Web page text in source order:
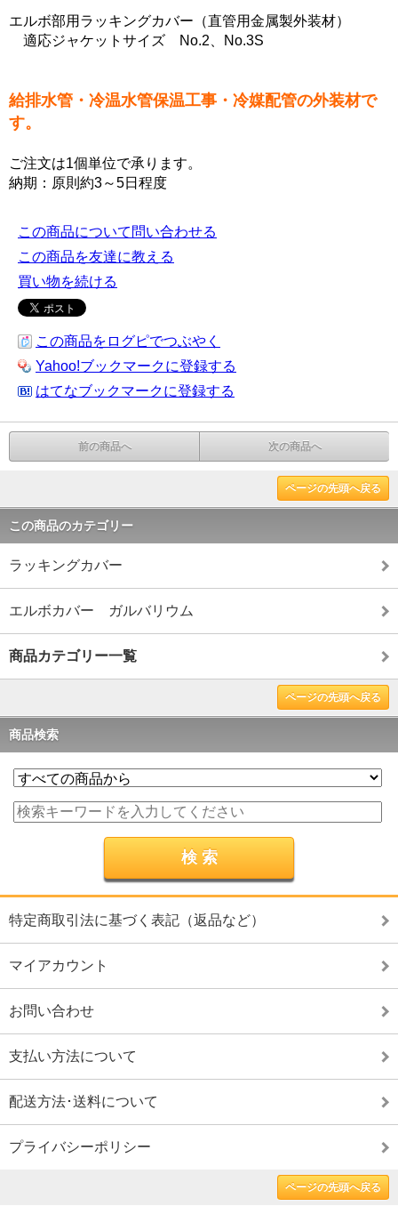
エルボ部用ラッキングカバー（直管用金属製外装材）
適応ジャケットサイズ No.2、No.3S
給排水管・冷温水管保温工事・冷媒配管の外装材で
す。
ご注文は1個単位で承ります。
納期：原則約3～5日程度
この商品について問い合わせる
この商品を友達に教える
買い物を続ける
この商品をログピでつぶやく
Yahoo!ブックマークに登録する
はてなブックマークに登録する
前の商品へ 次の商品へ
ページの先頭へ戻る
この商品のカテゴリー
ラッキングカバー
エルボカバー ガルバリウム
商品カテゴリー一覧
ページの先頭へ戻る
商品検索
特定商取引法に基づく表記（返品など）
マイアカウント
お問い合わせ
支払い方法について
配送方法･送料について
プライバシーポリシー
ページの先頭へ戻る